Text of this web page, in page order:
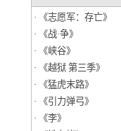
· 《志愿军：存亡》
· 《战·争》
· 《峡谷》
· 《越狱 第三季》
· 《猛虎末路》
· 《引力弹弓》
· 《李》